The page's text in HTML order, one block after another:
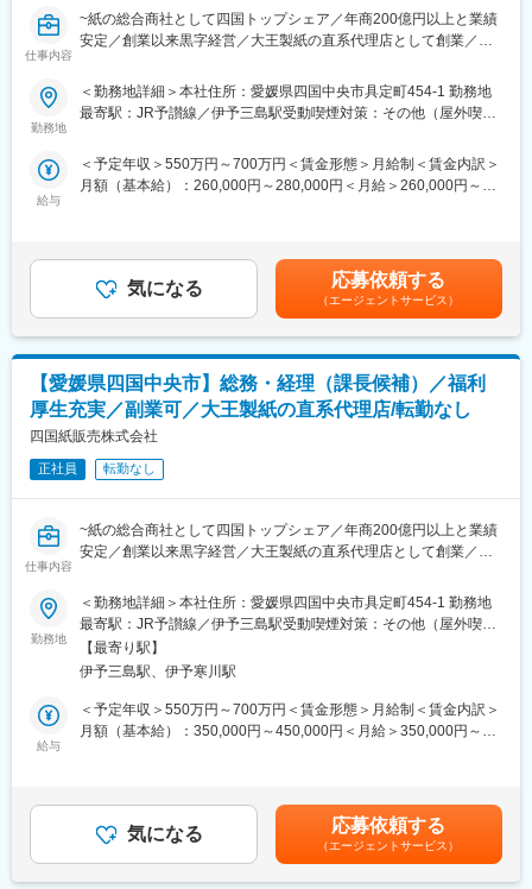
岡山本社では営業7名体制で小規模のため部署間を超えたコミュニ
ケーションを大切にしています！
自分の意見がしっかりと反映される環境下で業務を行うことがで
あなたの「やりたい」があれば、どんどん発信してください！
■配属先情報：
洋紙部：10名(その内営業2名)
■当社について：
◎大王製紙の直系代理店として、地元愛媛・四国の皆さまに大王
会社の大王製紙等、各主要都市部に生産・物流拠点を保有してい
ます。地元企業と連携・協力を図ることで紙製品において、お客
◎首都圏から発信される情報・変化を見逃すことなく事業活動に
取り入れるため、2015年に東京営業所を開設。高度・多様化する
ニーズに対応できるビジネスモデルの形成を図っています。2016
年には、防災・介護用品「ウェット手袋」をプライベートブラン
ドとして販売。従来の販売チャネルの活用と新たな流通チャネル
の構築を行い、防災・介護用品の販売拡大を推進しています。ま
た、同年には省エネ・保全・環境事業を立ち上げ、紙パルプ製造
工場や紙加工場をはじめとする生産施設に対しソリューション提
案を展開。製販一体の運営構築を推進することで、更なる企業価
値向上に取り組んでいます。
仕事内容
~紙の総合商社として四国トップシェア／年商200億円以上と業績
安定／創業以来黒字経営／大王製紙の直系代理店として創業／副
■仕事の内容：
長年培ってきた顧客基盤と信頼がある当社の新規事業で、ソリュ
客様相手に最適なソリューションを自ら見つけ出し、自由度の高
い提案が出来ます。
【具体的には】
・紙加工工場や製紙工場への工場環境の課題のヒアリング
・展示会への参加や新規商材獲得
・修理業者やメーカー様との打ち合わせや修理、取り付け立会い
・部門方針及び営業戦略の立案 等
■当社について：
◎大王製紙の直系代理店として、地元愛媛・四国の皆さまに大王
製紙の製品をより知っていただくことを目的に1999年に創業。愛
媛県と東京都の事務所を中心に、子会社の大栄製紙、パートナー
様すべてのニーズに対応可能な環境が整っていることに強みをも
っています。
取り入れるため、2015年に東京営業所を開設。高度・多様化する
ニーズに対応できるビジネスモデルの形成を図っています。2016
年には、防災・介護用品「ウェット手袋」をプライベートブラン
ドとして販売。従来の販売チャネルの活用と新たな流通チャネル
の構築を行い、防災・介護用品の販売拡大を推進しています。ま
た、同年には省エネ・保全・環境事業を立ち上げ、紙パルプ製造
工場や紙加工場をはじめとする生産施設に対しソリューション提
変更の範囲：会社の定める業務
勤務地
＜勤務地詳細＞本社住所：愛媛県四国中央市具定町454-1 勤務地
最寄駅：JR予讃線／伊予三島駅受動喫煙対策：その他（屋外喫煙
給与
＜予定年収＞550万円～700万円＜賃金形態＞月給制＜賃金内訳＞
月額（基本給）：260,000円～280,000円＜月給＞260,000円～
気になる 応募依頼する
（エージェントサービス）
【愛媛県四国中央市】総務・経理（課長候補）／福利
厚生充実／副業可／大王製紙の直系代理店/転勤なし
四国紙販売株式会社
正社員 転勤なし
仕事内容
~紙の総合商社として四国トップシェア／年商200億円以上と業績
安定／創業以来黒字経営／大王製紙の直系代理店として創業／副
紙の総合商社として四国ではトップクラスのシェアを誇るととも
に、紙・紙加工品の販売をはじめ、不織布等の加工事業、省エネ
資材・防災・介護・医療用品の販売など多角的に経営を行ってお
ります。
■業務内容：
事務系の総合職社員（課長クラス）の募集になります。
◎経理
・会計全般の伝票起伝、月次決算、年次決算処理
勤務地
＜勤務地詳細＞本社住所：愛媛県四国中央市具定町454-1 勤務地
最寄駅：JR予讃線／伊予三島駅受動喫煙対策：その他（屋外喫煙
可能場所あり）変更の範囲：本文参照
【最寄り駅】
伊予三島駅、伊予寒川駅
給与
＜予定年収＞550万円～700万円＜賃金形態＞月給制＜賃金内訳＞
月額（基本給）：350,000円～450,000円＜月給＞350,000円～
て上下する可能性があります。月給(月額)は固定手当を含めた表記
です。 気になる 応募依頼する
（エージェントサービス）